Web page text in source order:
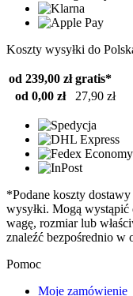
Koszty wysyłki do
od 239,00 zł gratis*
od 0,00 zł
27,90 zł
*Podane koszty
wysyłki. Mogą wystąpić
wagę, rozmiar lub
znaleźć bezpośrednio w
Pomoc
Moje zamówienie